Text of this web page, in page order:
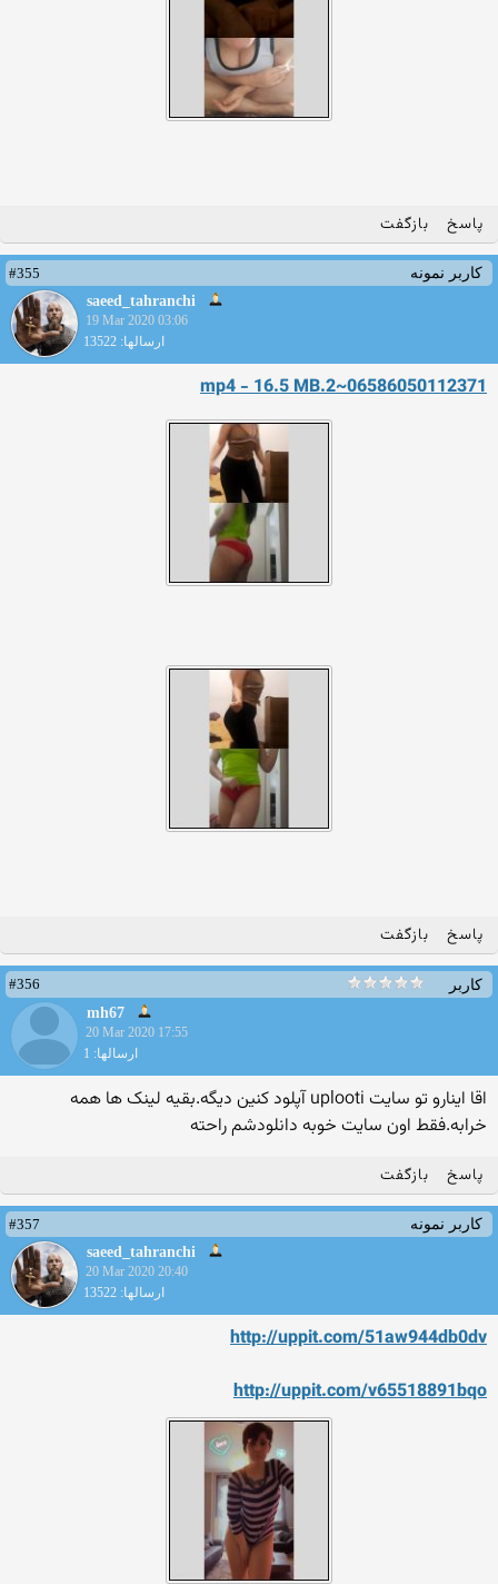
پاسخ بازگفت
کاربر نمونه
#355
saeed_tahranchi
19 Mar 2020 03:06
ارسالها: 13522
06586050112371~2.mp4 - 16.5 MB
پاسخ بازگفت
کاربر
#356
mh67
20 Mar 2020 17:55
ارسالها: 1
اقا اینارو تو سایت uplooti آپلود کنین دیگه.بقیه لینک ها همه
خرابه.فقط اون سایت خوبه دانلودشم راحته
پاسخ بازگفت
کاربر نمونه
#357
saeed_tahranchi
20 Mar 2020 20:40
ارسالها: 13522
http://uppit.com/51aw944db0dv
http://uppit.com/v65518891bqo